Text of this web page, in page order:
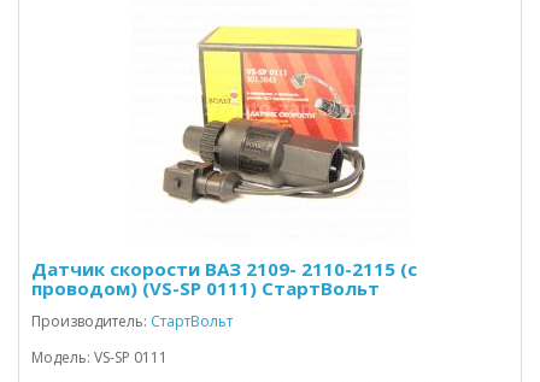
Датчик скорости ВАЗ 2109- 2110-2115 (с
проводом) (VS-SP 0111) СтартВольт
Производитель: СтартВольт
Модель: VS-SP 0111